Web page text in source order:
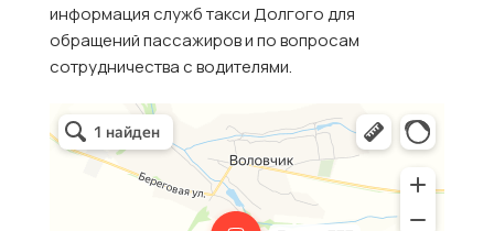
информация служб такси Долгого для
обращений пассажиров и по вопросам
сотрудничества с водителями.